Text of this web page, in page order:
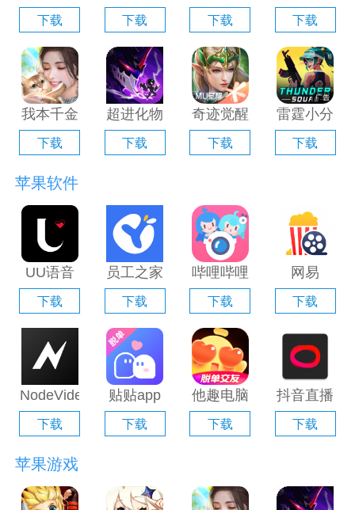
电脑版
「含模拟
器」
下载
之伏魔殿
电脑版
「含模拟
器」
下载
电脑版
「含模拟
器」
下载
归来电脑
版「含模
拟器」
下载
我本千金
手游电脑
版「含模
拟器」
下载
超进化物
语2电脑
版「含模
下载
奇迹觉醒
电脑版
「含模拟
下载
雷霆小分
队电脑版
「含模拟
下载
苹果软件
UU语音
电脑版
「含模拟
下载
员工之家
电脑版
「含模拟
器」
下载
哔哩哔哩
直播姬电
脑版「含
模拟器」
下载
网易
Filmly电
脑版「含
模拟器」
下载
NodeVideo
电脑版
「含模拟
器」
下载
贴贴app
电脑版
「含模拟
下载
他趣电脑
版「含模
拟器」
下载
抖音直播
伴侣电脑
版「含模
下载
苹果游戏